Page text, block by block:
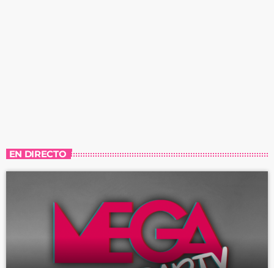
EN DIRECTO